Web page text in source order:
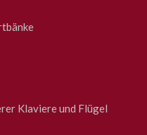
Klaviere und Flügel